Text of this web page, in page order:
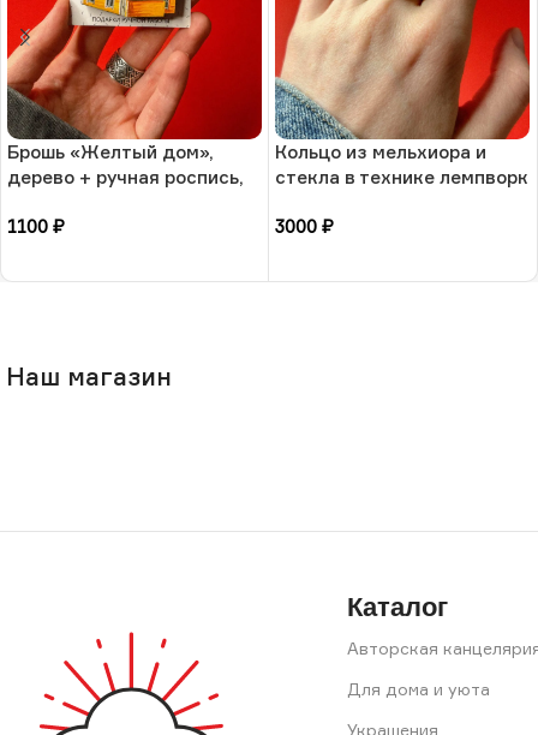
Брошь «Желтый дом»,
дерево + ручная роспись,
1100 ₽
Кольцо из мельхиора и
стекла в технике лемпворк
3000 ₽
Наш магазин
Каталог
Авторская
Для дома и уюта
Украшения